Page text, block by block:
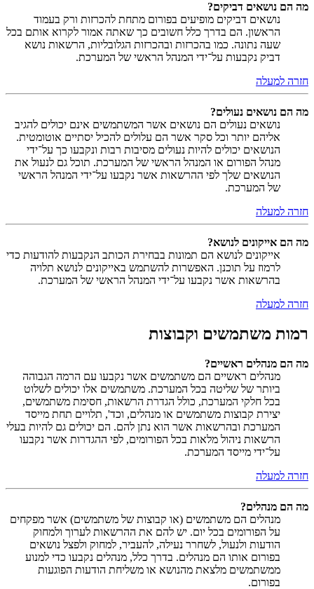
מה הם נושאים דביקים?
נושאים דביקים מופיעים בפורום מתחת להכרזות ורק בעמוד
הראשון. הם בדרך כלל חשובים כך שאתה אמור לקרוא אותם בכל
שעה נתונה. כמו בהכרזות ובהכרזות הגלובליות, הרשאות נושא
דביק נקבעות על־ידי המנהל הראשי של המערכת.
חזרה למעלה
מה הם נושאים נעולים?
נושאים נעולים הם נושאים אשר המשתמשים אינם יכולים להגיב
אליהם יותר וכל סקר אשר הם עלולים להכיל יסתיים אוטומטית.
הנושאים יכולים להיות נעולים מסיבות רבות ונקבעו כך על־ידי
מנהל הפורום או המנהל הראשי של המערכת. תוכל גם לנעול את
הנושאים שלך לפי ההרשאות אשר נקבעו על־ידי המנהל הראשי
של המערכת.
חזרה למעלה
מה הם אייקונים לנושא?
אייקונים לנושא הם תמונות בבחירת הכותב הנקבעות להודעות כדי
לרמוז על תוכנן. האפשרות להשתמש באייקונים לנושא תלויה
בהרשאות אשר נקבעו על־ידי המנהל הראשי של המערכת.
חזרה למעלה
רמות משתמשים וקבוצות
מה הם מנהלים ראשיים?
מנהלים ראשיים הם משתמשים אשר נקבעו עם הרמה הגבוהה
ביותר של שליטה בכל המערכת. משתמשים אלו יכולים לשלוט
בכל חלקי המערכת, כולל הגדרת הרשאות, חסימת משתמשים,
יצירת קבוצות משתמשים או מנהלים, וכד', תלויים תחת מייסד
המערכת ובהרשאות אשר הוא נתן להם. הם יכולים גם להיות בעלי
הרשאות ניהול מלאות בכל הפורומים, לפי ההגדרות אשר נקבעו
על־ידי מייסד המערכת.
חזרה למעלה
מה הם מנהלים?
מנהלים הם משתמשים (או קבוצות של משתמשים) אשר מפקחים
על הפורומים בכל יום. יש להם את ההרשאות לערוך ולמחוק
הודעות ולנעול, לשחרר נעילה, להעביר, למחוק ולפצל נושאים
בפורום אותו הם מנהלים. בדרך כלל, מנהלים נקבעו כדי למנוע
ממשתמשים מלצאת מהנושא או משליחת הודעות הפוגעות
בפורום.